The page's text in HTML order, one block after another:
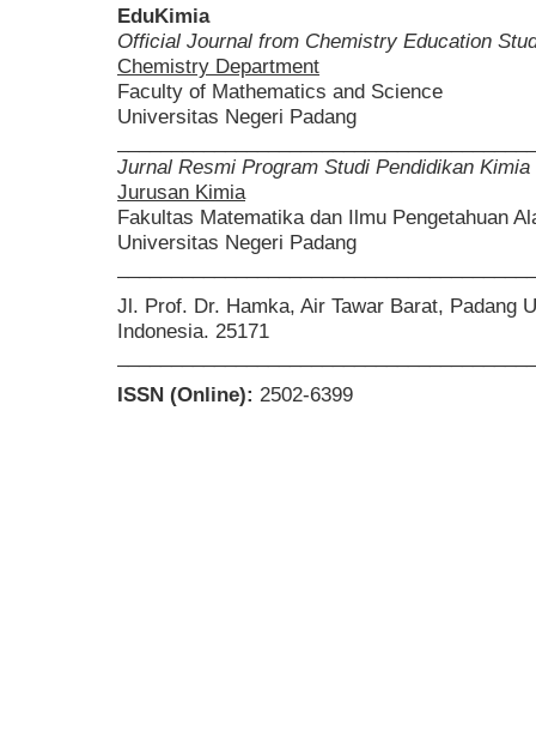
EduKimia
Official Journal from Chemistry Education
Chemistry Department
Faculty of Mathematics and Science
Universitas Negeri Padang
Jurnal Resmi Program Studi Pendidikan Kimia
Jurusan Kimia
Fakultas Matematika dan Ilmu Pengetahuan
Universitas Negeri Padang
Jl. Prof. Dr. Hamka, Air Tawar Barat, Padang
Indonesia. 25171
ISSN (Online): 2502-6399